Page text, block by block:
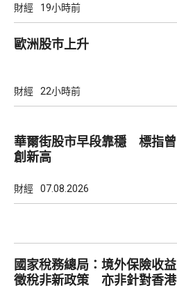
財經 19小時前
歐洲股巿上升
財經 22小時前
華爾街股市早段靠穩 標指曾
創新高
財經 07.08.2026
國家稅務總局：境外保險收益
徵稅非新政策 亦非針對香港